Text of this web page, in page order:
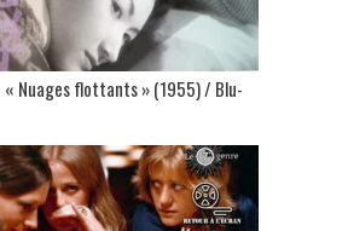
« Nuages flottants » (1955) / Blu-